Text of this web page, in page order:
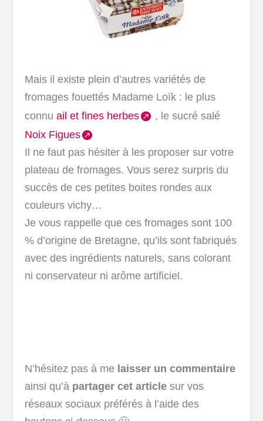
Mais il existe plein d’autres variétés de
fromages fouettés Madame Loïk : le plus
connuail et fines herbes
, le sucré salé
Noix Figues
Il ne faut pas hésiter à les proposer sur votre
plateau de fromages. Vous serez surpris du
succès de ces petites boites rondes aux
couleurs vichy…
Je vous rappelle que ces fromages sont 100
% d’origine de Bretagne, qu’ils sont fabriqués
avec des ingrédients naturels, sans colorant
ni conservateur ni arôme artificiel.
N’hésitez pas à me laisser un commentaire
ainsi qu’à partager cet article sur vos
réseaux sociaux préférés à l’aide des